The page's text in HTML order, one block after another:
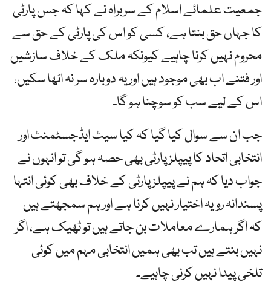
جمعیت علمائے اسلام کے سربراہ نے کہا کہ جس پارٹی
کا جہاں حق بنتا ہے، کسی کو اس کی پارٹی کے حق سے
محروم نہیں کرنا چاہیے کیونکہ ملک کے خلاف سازشیں
اور فتنے اب بھی موجود ہیں اور یہ دوبارہ سر نہ اٹھا سکیں،
اس کے لیے سب کو سوچنا ہو گا۔
جب ان سے سوال کیا گیا کہ کیا سیٹ ایڈجسٹمنٹ اور
انتخابی اتحاد کا پیپلز پارٹی بھی حصہ ہو گی تو انہوں نے
جواب دیا کہ ہم نے پیپلز پارٹی کے خلاف بھی کوئی انتہا
پسندانہ رویہ اختیار نہیں کرنا ہے اور ہم سمجھتے ہیں
کہ اگر ہمارے معاملات بن جاتے ہیں تو ٹھیک ہے، اگر
نہیں بنتے ہیں تب بھی ہمیں انتخابی مہم میں کوئی
تلخی پیدا نہیں کرنی چاہیے۔